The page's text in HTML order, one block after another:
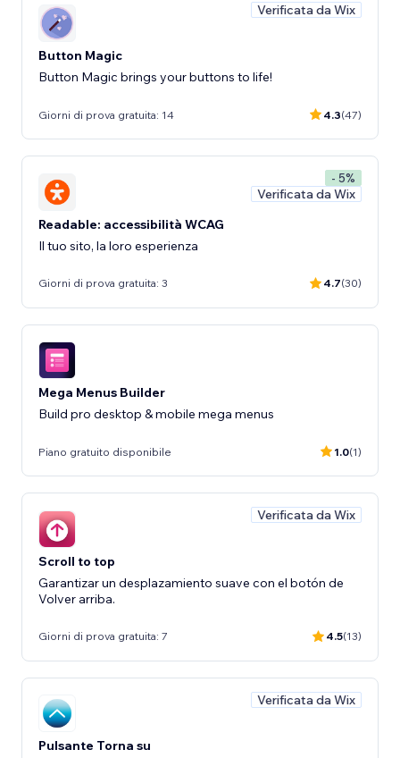
Verificata da Wix
Button Magic
Button Magic brings your buttons to life!
Giorni di prova gratuita: 14 4.3(47)
- 5%
Verificata da Wix
Readable: accessibilità WCAG
Il tuo sito, la loro esperienza
Giorni di prova gratuita: 3 4.7(30)
Mega Menus Builder
Build pro desktop & mobile mega menus
Piano gratuito disponibile 1.0(1)
Verificata da Wix
Scroll to top
Garantizar un desplazamiento suave con el botón de
Volver arriba.
Giorni di prova gratuita: 7 4.5(13)
Verificata da Wix
Pulsante Torna su